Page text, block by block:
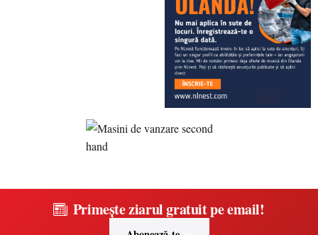
Primește ziarul gratuit pe email!